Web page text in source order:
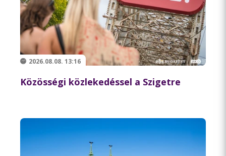
2026.08.08. 13:16
Közösségi közlekedéssel a Szigetre